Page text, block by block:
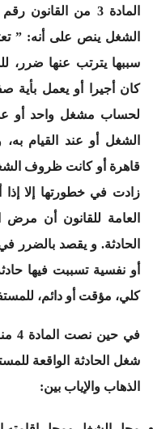
الشغل ينص على أنه: ”
سببها يترتب عنها ضرر،
كان أجيرا أو يعمل بأية
لحساب مشغل واحد أو
الشغل أو عند القيام
قاهرة أو كانت ظروف
زادت في خطورتها إلا
العامة للقانون أن
الحادثة. و يقصد بالضرر
أو نفسية تسببت فيها
كلي، مؤقت أو دائم،
في
شغل الحادثة الواقعة
الذهاب والإياب بين: